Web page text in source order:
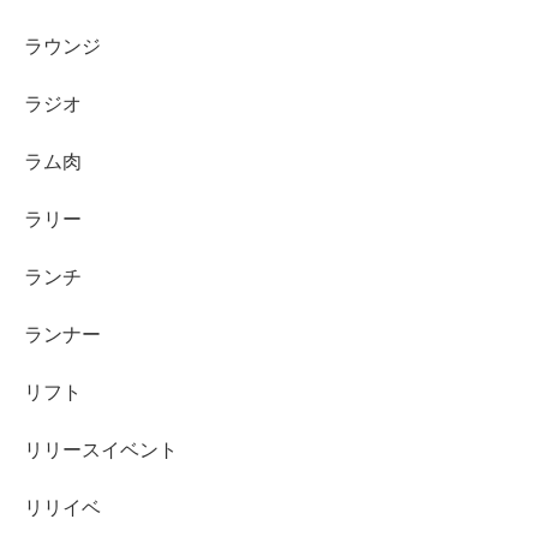
ラウンジ
ラジオ
ラム肉
ラリー
ランチ
ランナー
リフト
リリースイベント
リリイベ